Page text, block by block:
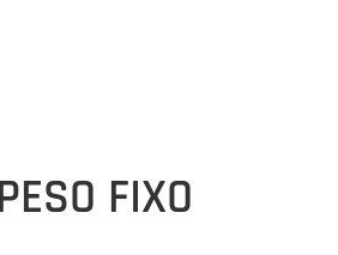
FIXO